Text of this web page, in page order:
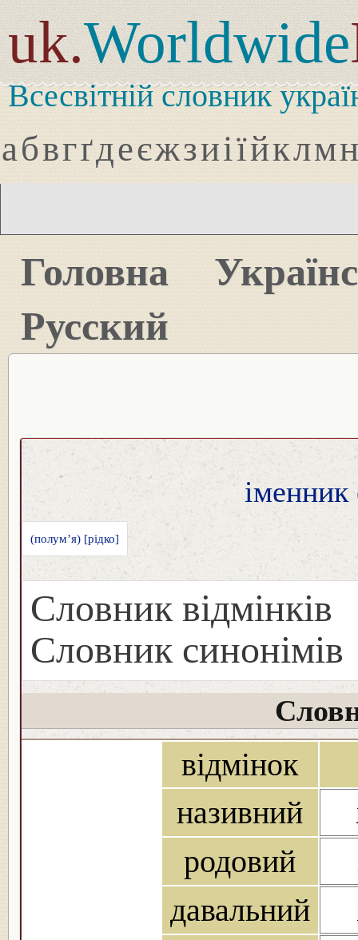
uk.Worldwide
Всесвітній словник
абвгґдеєжзиіїйклмн
Головна
Русский
іменник
(полум’я) [рідко]
Словник відмінків
Словник синонімів
відмінок
називний
родовий
давальний